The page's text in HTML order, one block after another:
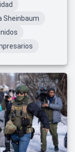
Sheinbaum